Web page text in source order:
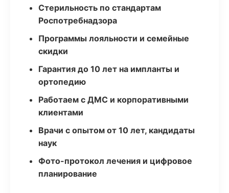
Стерильность по стандартам
Роспотребнадзора
Программы лояльности и семейные
скидки
Гарантия до 10 лет на импланты и
ортопедию
Работаем с ДМС и корпоративными
клиентами
Врачи с опытом от 10 лет, кандидаты
наук
Фото-протокол лечения и цифровое
планирование